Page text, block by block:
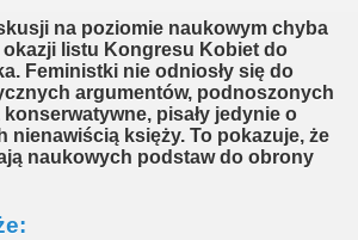
na poziomie naukowym chyba
okazji listu Kongresu Kobiet do
Feministki nie odniosły się do
argumentów, podnoszonych
pisały jedynie o
nienawiścią księży. To pokazuje, że
naukowych podstaw do obrony